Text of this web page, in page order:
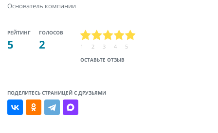
Основатель компании
РЕЙТИНГ
5
ГОЛОСОВ
2
ОСТАВЬТЕ ОТЗЫВ
1 2 3 4 5
ПОДЕЛИТЕСЬ СТРАНИЦЕЙ С ДРУЗЬЯМИ